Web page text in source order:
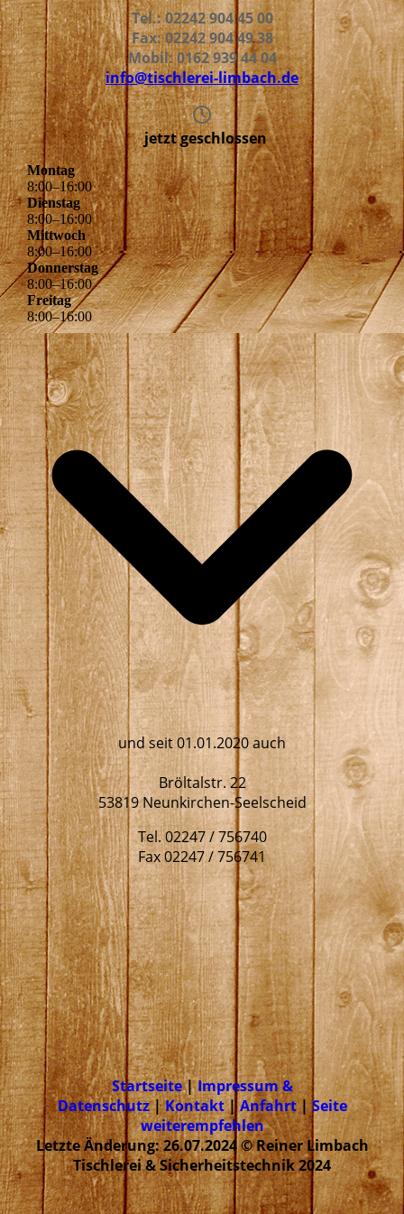
Tel.: 02242 904 45 00
Fax: 02242 904 49 38
Mobil: 0162 939 44 04
info@tischlerei-limbach.de
jetzt geschlossen
Montag
8:00–16:00
Dienstag
8:00–16:00
Mittwoch
8:00–16:00
Donnerstag
8:00–16:00
Freitag
8:00–16:00
und seit 01.01.2020 auch
Bröltalstr. 22
53819 Neunkirchen-Seelscheid
Tel. 02247 / 756740
Fax 02247 / 756741
Startseite|Impressum &
Datenschutz|Kontakt|Anfahrt|Seite
weiterempfehlen
Letzte Änderung: 26.07.2024 © Reiner Limbach
Tischlerei & Sicherheitstechnik 2024